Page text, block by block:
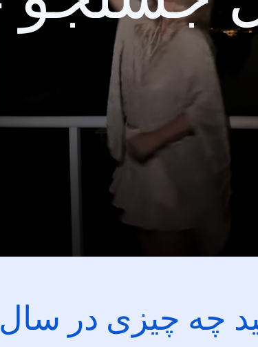
چه چیزی در سال